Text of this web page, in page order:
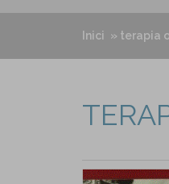
Inici terapia